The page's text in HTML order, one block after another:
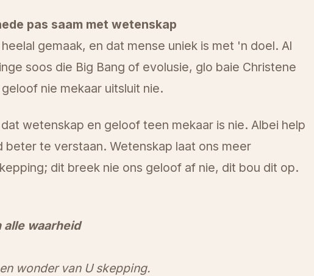
pas saam met wetenskap
gemaak, en dat mense uniek is met 'n doel. Al
soos die Big Bang of evolusie, glo baie Christene
nie mekaar uitsluit nie.
wetenskap en geloof teen mekaar is nie. Albei help
beter te verstaan. Wetenskap laat ons meer
dit breek nie ons geloof af nie, dit bou dit op.
alle waarheid
wonder van U skepping.